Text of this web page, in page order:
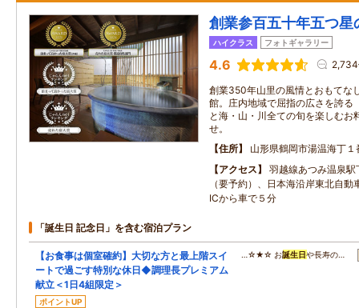
創業参百五十年五つ
ハイクラス フォトギャラリー
4.6
創業350年山里の風情とおもてな
館。庄内地域で屈指の広さを誇る
と海・山・川全ての旬を楽しむお
せ。
住所
山形県鶴岡市湯温海丁１
アクセス
羽越線あつみ温泉
（要予約）、日本海沿岸東北自動
ICから車で５分
「誕生日 記念日」を含む宿泊プラン
【お食事は個室確約】大切な方と最上階スイ
ートで過ごす特別な休日◆調理長プレミアム
献立＜1日4組限定＞
ポイントUP
…☆★☆ お誕生日や長寿の…